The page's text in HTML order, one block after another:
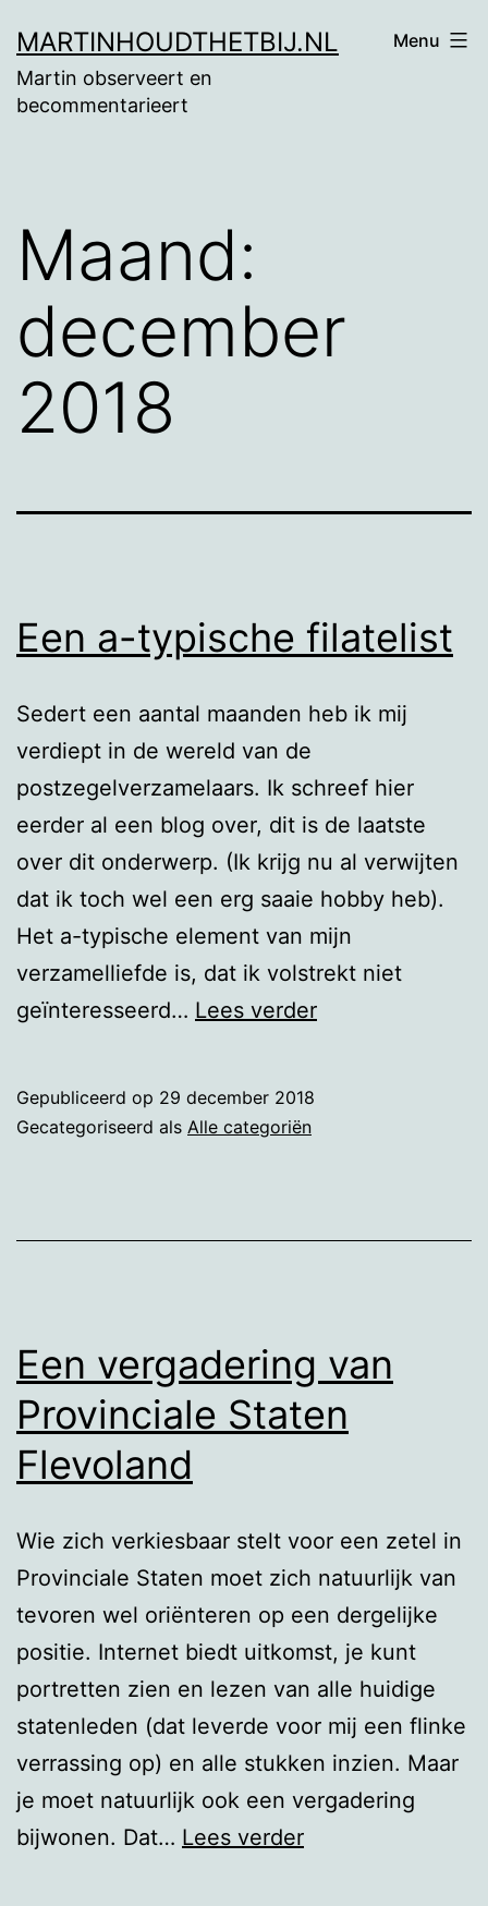
naar
de
MARTINHOUDTHETBIJ.NL
Martin observeert en
becommentarieert
Menu
Maand:
december
2018
Een a-typische filatelist
Sedert een aantal maanden heb ik mij
verdiept in de wereld van de
postzegelverzamelaars. Ik schreef hier
eerder al een blog over, dit is de laatste
over dit onderwerp. (Ik krijg nu al verwijten
dat ik toch wel een erg saaie hobby heb).
Het a-typische element van mijn
verzamelliefde is, dat ik volstrekt niet
geïnteresseerd… Lees verderEen
Gepubliceerd op 29 december 2018
Gecategoriseerd als Alle categoriën
Een vergadering van
Provinciale Staten
Flevoland
Wie zich verkiesbaar stelt voor een zetel in
Provinciale Staten moet zich natuurlijk van
tevoren wel oriënteren op een dergelijke
positie. Internet biedt uitkomst, je kunt
portretten zien en lezen van alle huidige
statenleden (dat leverde voor mij een flinke
verrassing op) en alle stukken inzien. Maar
je moet natuurlijk ook een vergadering
bijwonen. Dat… Lees verderEen